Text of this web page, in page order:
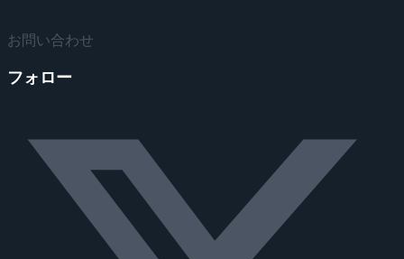
お問い合わせ
フォロー